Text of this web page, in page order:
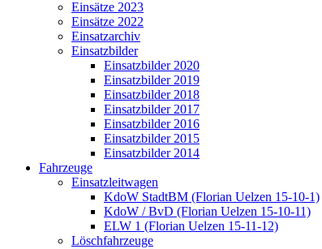
Einsätze 2023
Einsätze 2022
Einsatzarchiv
Einsatzbilder
Einsatzbilder 2020
Einsatzbilder 2019
Einsatzbilder 2018
Einsatzbilder 2017
Einsatzbilder 2016
Einsatzbilder 2015
Einsatzbilder 2014
Fahrzeuge
Einsatzleitwagen
KdoW StadtBM (Florian Uelzen 15-10-1)
KdoW / BvD (Florian Uelzen 15-10-11)
ELW 1 (Florian Uelzen 15-11-12)
Löschfahrzeuge